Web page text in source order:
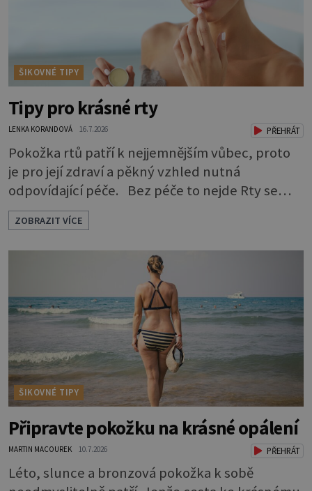
ŠIKOVNÉ TIPY
Tipy pro krásné rty
LENKA KORANDOVÁ 16.7.2026 PŘEHRÁT
Pokožka rtů patří k nejjemnějším vůbec, proto
je pro její zdraví a pěkný vzhled nutná
odpovídající péče. Bez péče to nejde Rty se
neliší jen barvou, ale také mnohem tenčí
povrchovou vrstvou než ostatní pleť a pokožka.
Nezvláčňují je žádné mazové žlázy, proto jsou
rty mnohem choulostivější a náchylné k
vysychání a praskání. Balzám na rty je proto
nutnou základní výbavou, pokud chce
ZOBRAZIT VÍCE
ŠIKOVNÉ TIPY
Připravte pokožku na krásné opálení
MARTIN MACOUREK 10.7.2026 PŘEHRÁT
Léto, slunce a bronzová pokožka k sobě